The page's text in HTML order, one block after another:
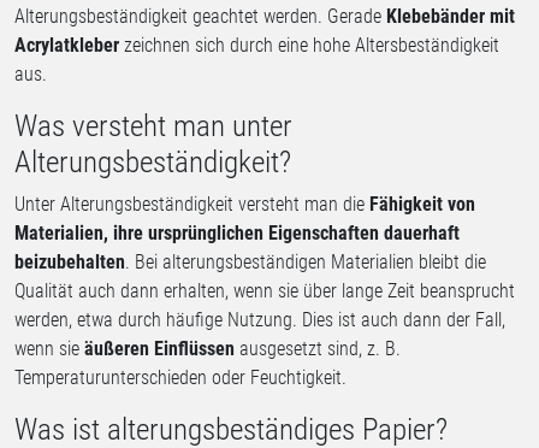
Alterungsbeständigkeit geachtet werden. Gerade Klebebänder mit
Acrylatkleber zeichnen sich durch eine hohe Altersbeständigkeit
aus.
Was versteht man unter
Alterungsbeständigkeit?
Unter Alterungsbeständigkeit versteht man die Fähigkeit von
Materialien, ihre ursprünglichen Eigenschaften dauerhaft
beizubehalten. Bei alterungsbeständigen Materialien bleibt die
Qualität auch dann erhalten, wenn sie über lange Zeit beansprucht
werden, etwa durch häufige Nutzung. Dies ist auch dann der Fall,
wenn sie äußeren Einflüssen ausgesetzt sind, z. B.
Temperaturunterschieden oder Feuchtigkeit.
Was ist alterungsbeständiges Papier?